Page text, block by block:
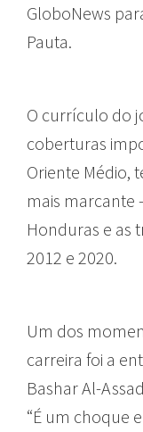
GloboNews
Pauta.
O currículo do
coberturas
Oriente Médio,
mais marcante
Honduras e as
2012 e 2020.
Um dos
carreira foi a
Bashar Al-
“É um choque